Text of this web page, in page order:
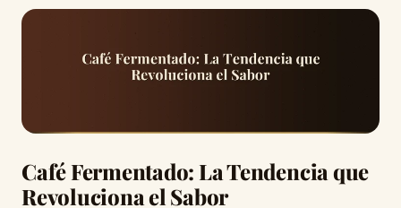
Café Fermentado: La Tendencia que
Revoluciona el Sabor